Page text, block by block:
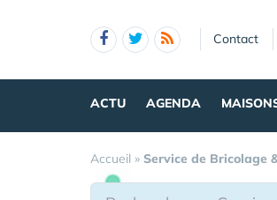
Contact
ACTU AGENDA
Accueil » Service de